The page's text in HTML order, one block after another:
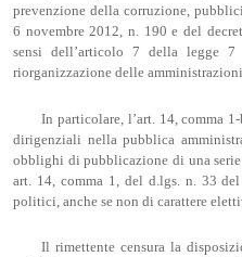
prevenzione della corruzione,
6 novembre 2012, n. 190 e del
sensi dell’articolo 7 della legge
riorganizzazione delle
In particolare, l’art. 14, comma
dirigenziali nella pubblica
obblighi di pubblicazione di una
art. 14, comma 1, del d.lgs. n. 33
politici, anche se non di carattere
Il rimettente censura la